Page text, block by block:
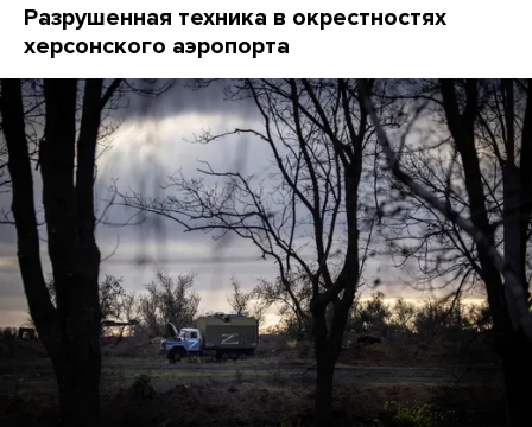
Разрушенная техника в окрестностях
херсонского аэропорта